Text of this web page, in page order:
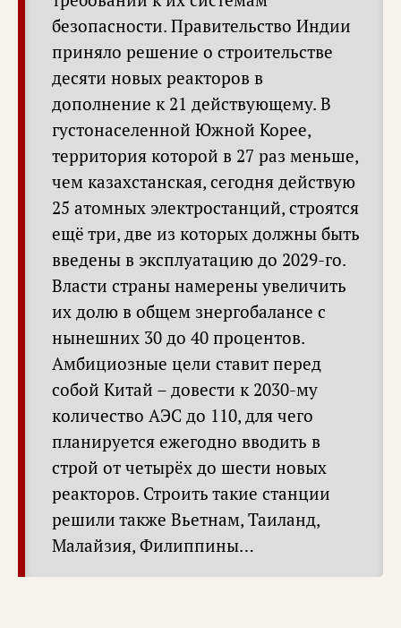
безопасности. Правительство Индии
приняло решение о строительстве
десяти новых реакторов в
дополнение к 21 действующему. В
густонаселенной Южной Корее,
территория которой в 27 раз меньше,
чем казахстанская, сегодня действую
25 атомных электростанций, строятся
ещё три, две из которых должны быть
введены в эксплуатацию до 2029-го.
Власти страны намерены увеличить
их долю в общем знергобалансе с
нынешних 30 до 40 процентов.
Амбициозные цели ставит перед
собой Китай – довести к 2030-му
количество АЭС до 110, для чего
планируется ежегодно вводить в
строй от четырёх до шести новых
реакторов. Строить такие станции
решили также Вьетнам, Таиланд,
Малайзия, Филиппины…